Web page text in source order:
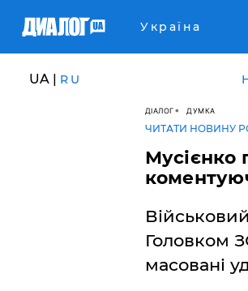
Україна
UA | RU
ДІАЛОГ ДУМКА
ЧИТАТИ НОВИНУ
Мусієнко
Головком
масовані